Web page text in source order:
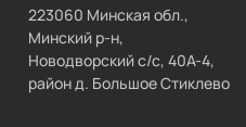
223060 Минская обл.,
Минский р-н,
Новодворский с/с, 40А-4,
район д. Большое Стиклево